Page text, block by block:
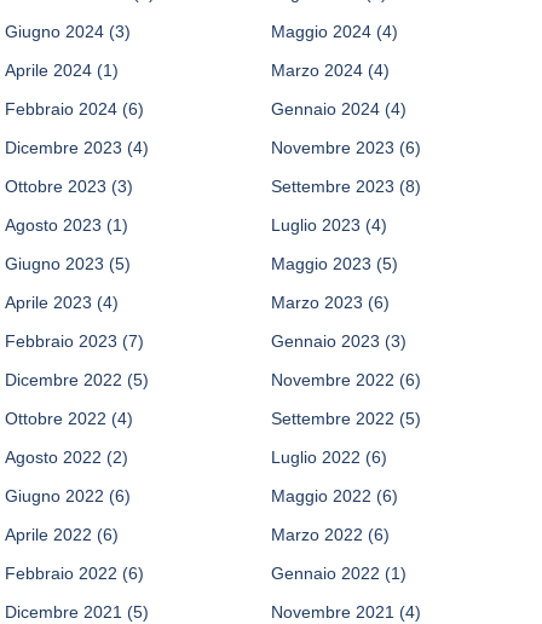
Giugno 2024 (3) Maggio 2024 (4)
Aprile 2024 (1) Marzo 2024 (4)
Febbraio 2024 (6) Gennaio 2024 (4)
Dicembre 2023 (4) Novembre 2023 (6)
Ottobre 2023 (3) Settembre 2023 (8)
Agosto 2023 (1) Luglio 2023 (4)
Giugno 2023 (5) Maggio 2023 (5)
Aprile 2023 (4) Marzo 2023 (6)
Febbraio 2023 (7) Gennaio 2023 (3)
Dicembre 2022 (5) Novembre 2022 (6)
Ottobre 2022 (4) Settembre 2022 (5)
Agosto 2022 (2) Luglio 2022 (6)
Giugno 2022 (6) Maggio 2022 (6)
Aprile 2022 (6) Marzo 2022 (6)
Febbraio 2022 (6) Gennaio 2022 (1)
Dicembre 2021 (5) Novembre 2021 (4)